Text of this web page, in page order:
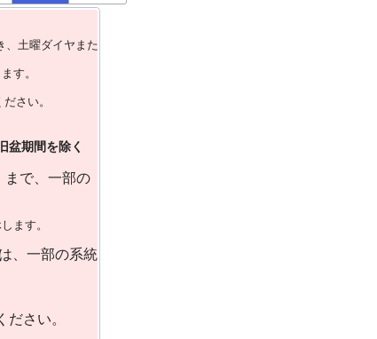
、⼟曜ダイヤまた
す。
さい。
盆期間を除く
まで、一部の
ます。
、一部の系統
ださい。